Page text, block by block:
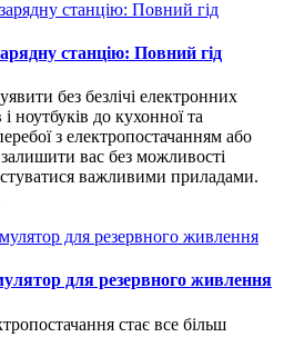
станцію: Повний гід
без безлічі електронних
ноутбуків до кухонної та
з електропостачанням або
вас без можливості
важливими приладами.
для резервного живлення
стає все більш